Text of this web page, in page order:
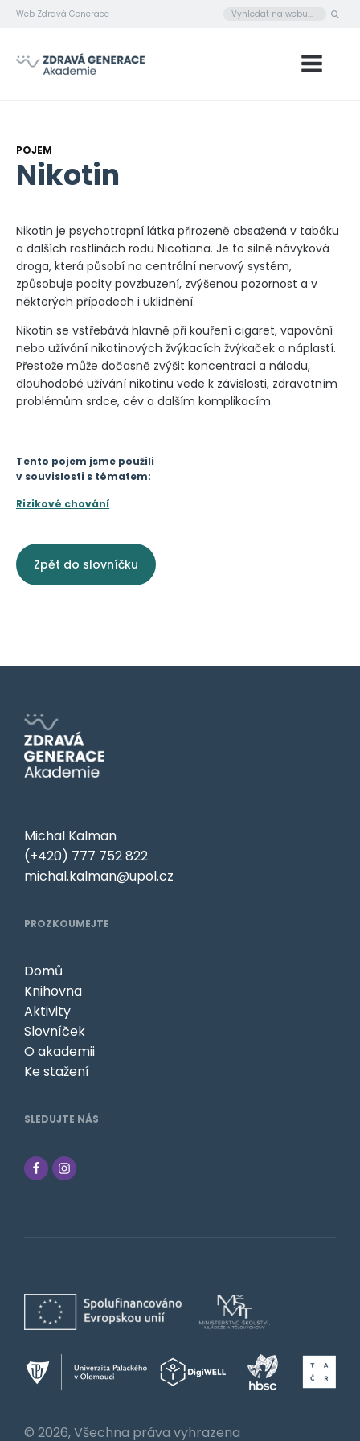
Web Zdravá Generace
Tento pojem jsme použili
v souvislosti s tématem:
Rizikové chování
Zpět do slovníčku
POJEM
Nikotin
Nikotin je psychotropní látka přirozeně obsažená v tabáku
a dalších rostlinách rodu Nicotiana. Je to silně návyková
droga, která působí na centrální nervový systém,
způsobuje pocity povzbuzení, zvýšenou pozornost a v
některých případech i uklidnění.
Nikotin se vstřebává hlavně při kouření cigaret, vapování
nebo užívání nikotinových žvýkacích žvýkaček a náplastí.
Přestože může dočasně zvýšit koncentraci a náladu,
dlouhodobé užívání nikotinu vede k závislosti, zdravotním
problémům srdce, cév a dalším komplikacím.
Michal Kalman
(+420) 777 752 822
michal.kalman@upol.cz
PROZKOUMEJTE
Domů
Knihovna
Aktivity
Slovníček
O akademii
Ke stažení
SLEDUJTE NÁS
© 2026, Všechna práva vyhrazena